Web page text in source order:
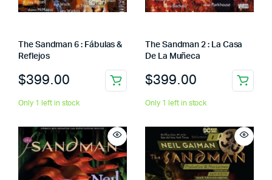
The Sandman 6 : Fábulas &
Reflejos
$399.00
Only 1 left in stock
The Sandman 2 : La Casa
De La Muñeca
$399.00
Only 1 left in stock